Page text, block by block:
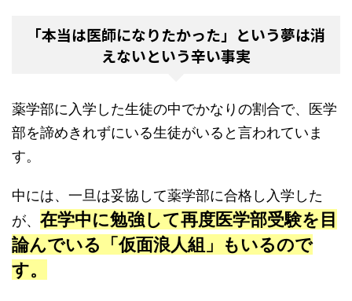
「本当は医師になりたかった」という夢は消
えないという辛い事実
薬学部に入学した生徒の中でかなりの割合で、医学
部を諦めきれずにいる生徒がいると言われていま
す。
中には、一旦は妥協して薬学部に合格し入学した
が、 在学中に勉強して再度医学部受験を目
論んでいる「仮面浪人組」もいるので
す。